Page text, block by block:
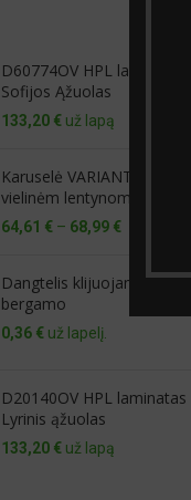
D60774OV HPL laminatas
Sofijos Ąžuolas
133,20 € už lapą
Karuselė VARIANT 3/4 rato
vielinėm lentynomis
64,61 € – 68,99 €Price
through
Dangtelis klijuojamas
bergamo
0,36 € už lapelį.
D20140OV HPL laminatas
Lyrinis ąžuolas
133,20 € už lapą